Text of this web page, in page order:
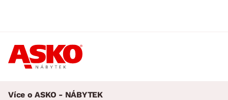
Více o ASKO - NÁBYTEK